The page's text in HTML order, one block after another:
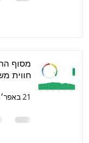
מסוף
חווית
21 באפר׳ 2023